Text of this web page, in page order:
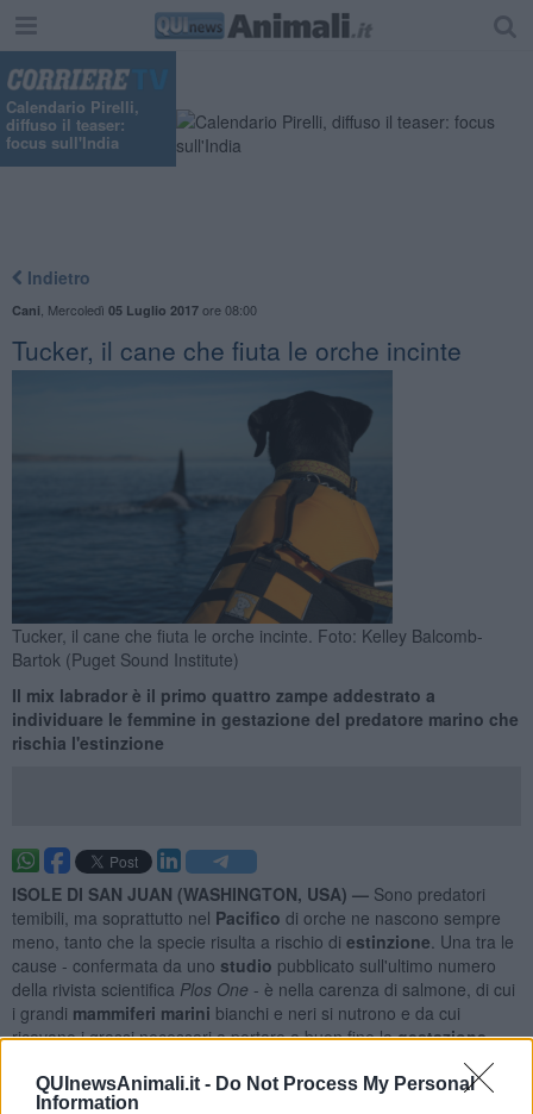
QUInewsAnimali.it - Do Not Process My Personal
Information
Calendario Pirelli,
diffuso il teaser:
focus sull'India
Indietro
Cani Mercoledì 05 Luglio 2017ore 08:00
Tucker, il cane che fiuta le orche incinte
Tucker, il cane che fiuta le orche incinte. Foto: Kelley Balcomb-
Bartok (Puget Sound Institute)
Il mix labrador è il primo quattro zampe addestrato a
individuare le femmine in gestazione del predatore marino che
rischia l'estinzione
ISOLE DI SAN JUAN (WASHINGTON, USA) — Sono predatori
temibili, ma soprattutto nel Pacifico di orche ne nascono sempre
meno, tanto che la specie risulta a rischio di estinzione . Una tra le
cause - confermata da uno studio pubblicato sull'ultimo numero
della rivista scientifica Plos One - è nella carenza di salmone, di cui
i grandi mammiferi marini bianchi e neri si nutrono e da cui
ricavano i grassi necessari a portare a buon fine lagestazione.
In loro soccorso arrivano i
cani annusa-ormoni, in grado di
individuare le femmine incinte che poi possono quindi essere